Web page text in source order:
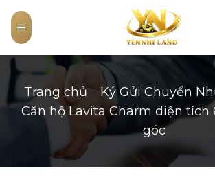
content
Trang chủ» Ký Gửi Chuyển
Căn hộ Lavita Charm diện tích
góc